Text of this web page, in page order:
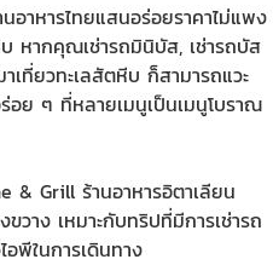
าหารไทยแสนอร่อยราคาไม่แพง
หากคุณเช่ารถมินิบัส, เช่ารถบัส
เที่ยวทะเลสัตหีบ ก็สามารถแวะ
อย ๆ ที่หลายเมนูเป็นเมนูโบราณ
& Grill ร้านอาหารอิตาเลียน
วาง เหมาะกับทริปที่มีการเช่ารถ
พีในการเดินทาง